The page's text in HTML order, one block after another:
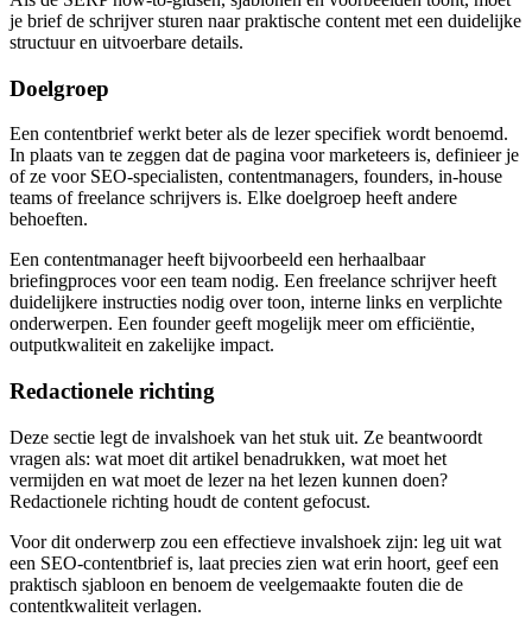
je brief de schrijver sturen naar praktische content met een duidelijke
structuur en uitvoerbare details.
Doelgroep
Een contentbrief werkt beter als de lezer specifiek wordt benoemd.
In plaats van te zeggen dat de pagina voor marketeers is, definieer je
of ze voor SEO‑specialisten, contentmanagers, founders, in‑house
teams of freelance schrijvers is. Elke doelgroep heeft andere
behoeften.
Een contentmanager heeft bijvoorbeeld een herhaalbaar
briefingproces voor een team nodig. Een freelance schrijver heeft
duidelijkere instructies nodig over toon, interne links en verplichte
onderwerpen. Een founder geeft mogelijk meer om efficiëntie,
outputkwaliteit en zakelijke impact.
Redactionele richting
Deze sectie legt de invalshoek van het stuk uit. Ze beantwoordt
vragen als: wat moet dit artikel benadrukken, wat moet het
vermijden en wat moet de lezer na het lezen kunnen doen?
Redactionele richting houdt de content gefocust.
Voor dit onderwerp zou een effectieve invalshoek zijn: leg uit wat
een SEO‑contentbrief is, laat precies zien wat erin hoort, geef een
praktisch sjabloon en benoem de veelgemaakte fouten die de
contentkwaliteit verlagen.